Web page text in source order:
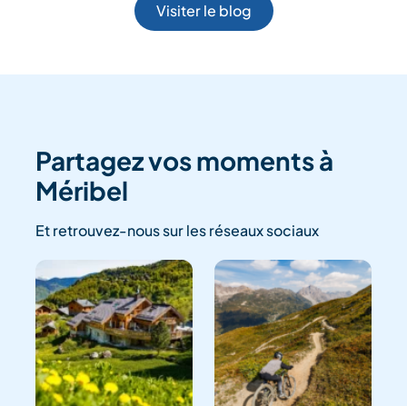
Visiter le blog
Partagez vos moments à
Méribel
Et retrouvez-nous sur les réseaux sociaux